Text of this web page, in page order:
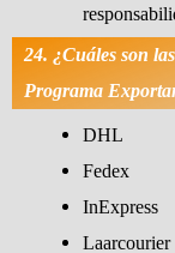
24. ¿Cuáles son
Programa
DHL
Fedex
InExpress
Laarcourier